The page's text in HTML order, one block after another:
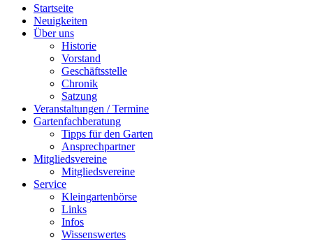
Startseite
Neuigkeiten
Über uns
Historie
Vorstand
Geschäftsstelle
Chronik
Satzung
Veranstaltungen / Termine
Gartenfachberatung
Tipps für den Garten
Ansprechpartner
Mitgliedsvereine
Mitgliedsvereine
Service
Kleingartenbörse
Links
Infos
Wissenswertes